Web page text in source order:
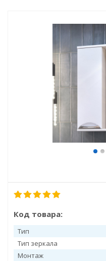
Код товара:
Тип
Тип зеркала
Монтаж